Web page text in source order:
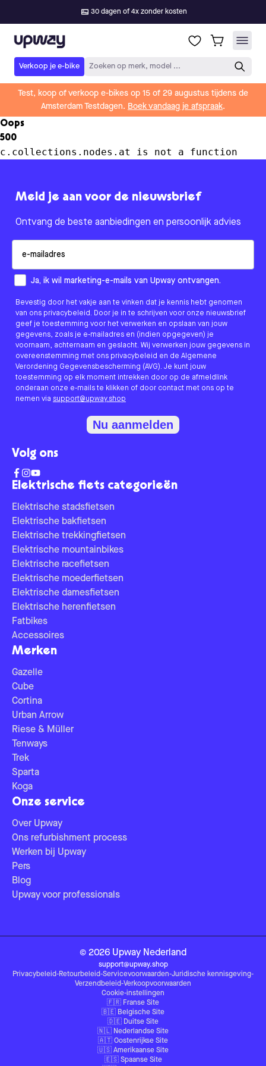
30 dagen of 4x zonder kosten
Upway
Verkoop je e-bike Zoeken op merk, model ...
Test, koop of verkoop e-bikes op 15 of 29 augustus tijdens de
Amsterdam Testdagen. Boek vandaag je afspraak.
Oops
500
c.collections.nodes.at is not a function
Elektrische fiets categorieën
Elektrische stadsfietsen
Elektrische bakfietsen
Elektrische trekkingfietsen
Elektrische mountainbikes
Elektrische racefietsen
Elektrische moederfietsen
Elektrische damesfietsen
Elektrische herenfietsen
Fatbikes
Accessoires
Merken
Gazelle
Cube
Cortina
Urban Arrow
Riese & Müller
Tenways
Trek
Sparta
Koga
Onze service
Over Upway
Ons refurbishment process
Werken bij Upway
Pers
Blog
Upway voor professionals
Meld je aan voor de nieuwsbrief
Ontvang de beste aanbiedingen en persoonlijk advies
How would you like to hear from us?
Ja, ik wil marketing-e-mails van Upway ontvangen.
Bevestig door het vakje aan te vinken dat je kennis hebt genomen
van ons privacybeleid. Door je in te schrijven voor onze nieuwsbrief
geef je toestemming voor het verwerken en opslaan van jouw
gegevens, zoals je e-mailadres en (indien opgegeven) je
voornaam, achternaam en geslacht. Wij verwerken jouw gegevens in
overeenstemming met ons privacybeleid en de Algemene
Verordening Gegevensbescherming (AVG). Je kunt jouw
toestemming op elk moment intrekken door op de afmeldlink
onderaan onze e-mails te klikken of door contact met ons op te
nemen via support@upway.shop
Nu aanmelden
Volg ons
© 2026 Upway Nederland
support@upway.shop
Privacybeleid-Retourbeleid-Servicevoorwaarden-Juridische kennisgeving-
Verzendbeleid-Verkoopvoorwaarden
Cookie-instellingen
🇫🇷 Franse Site
🇧🇪 Belgische Site
🇩🇪 Duitse Site
🇳🇱 Nederlandse Site
🇦🇹 Oostenrijkse Site
🇺🇸 Amerikaanse Site
🇪🇸 Spaanse Site